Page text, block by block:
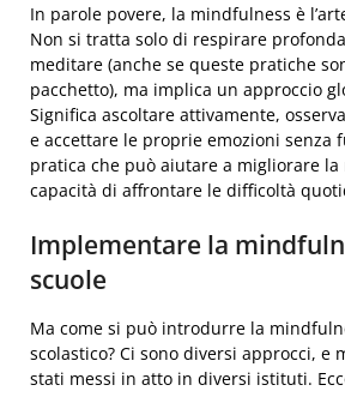
In parole povere, la mindfulness è
Non si tratta solo di respirare
meditare (anche se queste pratiche
pacchetto), ma implica un approccio
Significa ascoltare attivamente,
e accettare le proprie emozioni senza
pratica che può aiutare a migliorare la
capacità di affrontare le difficoltà
Implementare la
scuole
Ma come si può introdurre la
scolastico? Ci sono diversi approcci, e
stati messi in atto in diversi istituti.